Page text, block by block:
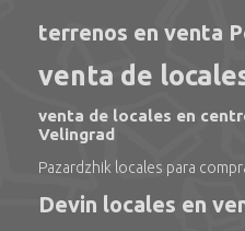
terrenos en venta
venta de
venta de locales en
Velingrad
Pazardzhik locales para
Devin locales en